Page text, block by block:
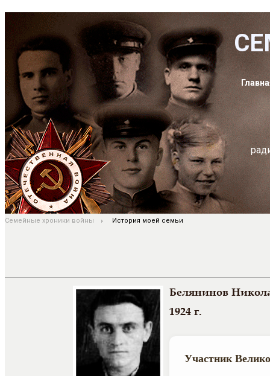
Семейные хроники войны История моей семьи
Белянинов
1924 г.
Участник